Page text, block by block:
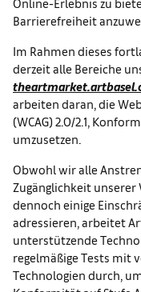
Barrierefreiheit
Im Rahmen dieses
derzeit alle Bereiche
arbeiten daran, die
(WCAG) 2.0/2.1,
umzusetzen.
Obwohl wir alle
Zugänglichkeit unserer
dennoch einige
adressieren, arbeitet
unterstützende
regelmäßige Tests mit
Technologien durch,